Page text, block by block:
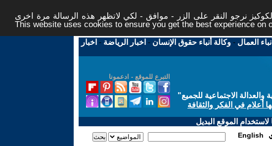
نرجو النقر على الزر - موافق - لكي لاتظهر هذه الرسالة مرة اخرى -
This website uses cookies to ensure you get the best experience on
العمال -وكالة أنباء حقوق الإنسان - اخبار الرياضة - اخبار
التبرع للموقع - ادعمونا
الاجتماعية للجميع"
أعلام في الفكر والثقافة
الموقع البديل
English